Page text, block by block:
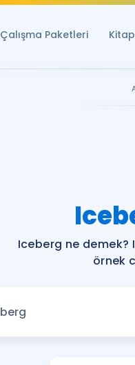
Çalışma Paketleri
Iceberg ne
örnek